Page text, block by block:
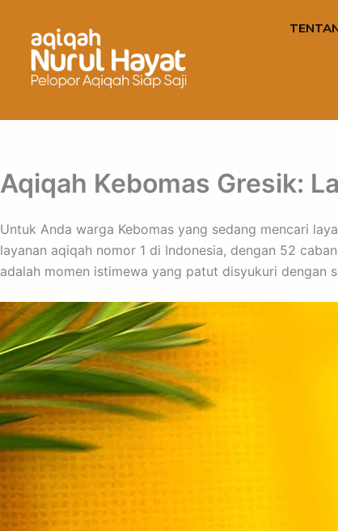
Aqiqah Kebomas Gresik:
Untuk Anda warga Kebomas yang sedang mencari
layanan aqiqah nomor 1 di Indonesia, dengan 52
adalah momen istimewa yang patut disyukuri dengan